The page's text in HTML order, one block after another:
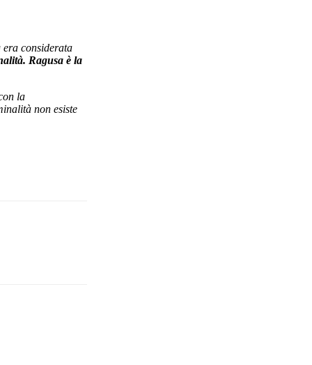
era considerata
Ragusa è la
la
non esiste